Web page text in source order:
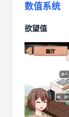
数值系统
欲望值